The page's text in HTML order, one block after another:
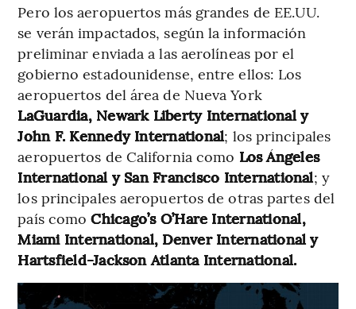
Pero los aeropuertos más grandes de EE.UU.
se verán impactados, según la información
preliminar enviada a las aerolíneas por el
gobierno estadounidense, entre ellos: Los
aeropuertos del área de Nueva York
LaGuardia, Newark Liberty International y
John F. Kennedy International; los principales
aeropuertos de California como Los Ángeles
International y San Francisco International; y
los principales aeropuertos de otras partes del
país comoChicago’s O’Hare International,
Miami International, Denver International y
Hartsfield-Jackson Atlanta International.